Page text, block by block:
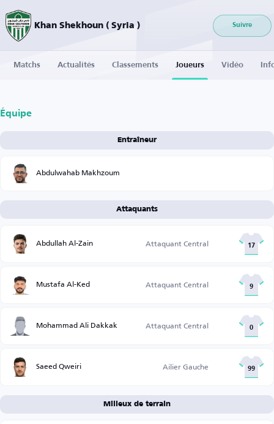
Khan Shekhoun ( Syria ) Suivre
Matchs Actualités Classements Joueurs Vidéo
Équipe
Entraîneur
Abdulwahab Makhzoum
Attaquants
Abdullah Al-Zain Attaquant Central 17
Mustafa Al-Ked Attaquant Central 9
Mohammad Ali Dakkak Attaquant Central 0
Saeed Qweiri Ailier Gauche 99
Milieux de terrain